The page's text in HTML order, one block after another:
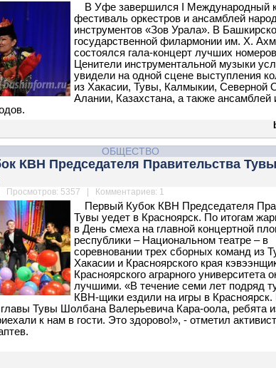
В Уфе завершился I Международный
фестиваль оркестров и ансамблей
инструментов «Зов Урала». В
государственной филармонии им. Х.
состоялся гала-концерт лучших
Ценители инструментальной музыки
увидели на одной сцене выступления
из Хакасии, Тувы, Калмыкии, Северной
Алании, Казахстана, а также ансамблей
ОБЩЕСТВО
КВН Председателя Правительства
Просмотров: 5357 | Комментариев: 1
Первый Кубок КВН Председателя
Тувы уедет в Красноярск. По итогам
в День смеха на главной концертной
республики – Национальном театре – в
соревновании трех сборных команд из
Хакасии и Красноярского края
Красноярского аграрного университета
лучшими. «В течение семи лет подряд
КВН-щики ездили на игры в Красноярск.
Тувы Шолбана Валерьевича Кара-оола, ребята
к нам в гости. Это здорово!», - отметил